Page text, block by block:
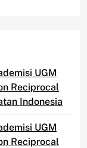
UGM
Reciprocal
Indonesia
UGM
Reciprocal